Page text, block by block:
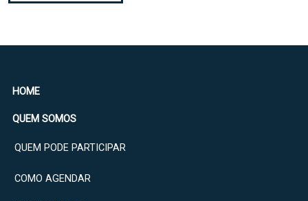
HOME
QUEM SOMOS
QUEM PODE PARTICIPAR
COMO AGENDAR